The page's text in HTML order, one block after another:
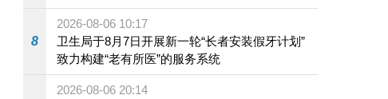
8
2026-08-06 10:17
卫生局于8月7日开展新一轮“长者安装假牙计划”
致力构建“老有所医”的服务系统
2026-08-06 20:14